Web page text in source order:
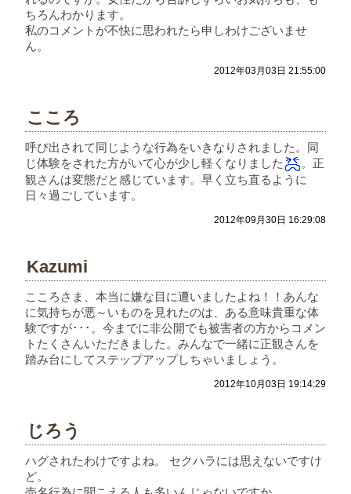
ちろんわかります。
私のコメントが不快に思われたら申しわけございませ
ん。
2012年03月03日 21:55:00
こころ
呼び出されて同じような行為をいきなりされました。同
じ体験をされた方がいて心が少し軽くなりました
。正
観さんは変態だと感じています。早く立ち直るように
日々過ごしています。
2012年09月30日 16:29:08
Kazumi
こころさま、本当に嫌な目に遭いましたよね！！あんな
に気持ちが悪～いものを見れたのは、ある意味貴重な体
験ですが･･･。今までに非公開でも被害者の方からコメン
トたくさんいただきました。みんなで一緒に正観さんを
踏み台にしてステップアップしちゃいましょう。
2012年10月03日 19:14:29
じろう
ハグされたわけですよね。 セクハラには思えないですけ
ど。